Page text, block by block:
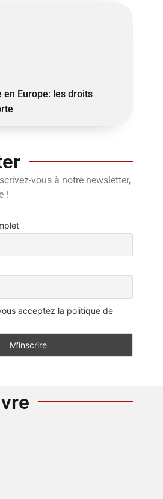
en Europe: les droits
vous à notre newsletter,
!
acceptez la politique de